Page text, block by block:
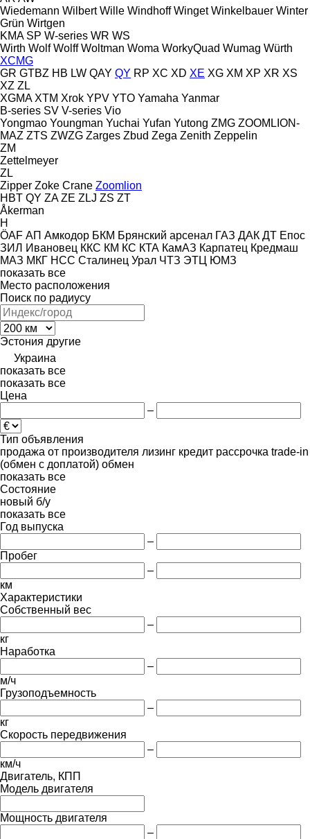
Wiedemann Wilbert Wille Windhoff Winget Winkelbauer Winter
Grün Wirtgen
KMA SP W-series WR WS
Wirth Wolf Wolff Woltman Woma WorkyQuad Wumag Würth
XCMG
GR GTBZ HB LW QAY QY RP XC XD XE XG XM XP XR XS
XZ ZL
XGMA XTM Xrok YPV YTO Yamaha Yanmar
B-series SV V-series Vio
Yongmao Youngman Yuchai Yufan Yutong ZMG ZOOMLION-
MAZ ZTS ZWZG Zarges Zbud Zega Zenith Zeppelin
ZM
Zettelmeyer
ZL
Zipper Zoke Crane Zoomlion
HBT QY ZA ZE ZLJ ZS ZT
Åkerman
H
ÖAF АП Амкодор БКМ Брянский арсенал ГАЗ ДАК ДТ Епос
ЗИЛ Ивановец ККС КМ КС КТА КамАЗ Карпатец Кредмаш
МАЗ МКГ НСС Сталинец Урал ЧТЗ ЭТЦ ЮМЗ
показать все
Место расположения
Поиск по радиусу
Эстония другие
Украина
показать все
показать все
Цена
–
Тип объявления
продажа от производителя лизинг кредит рассрочка trade-in
(обмен с доплатой) обмен
показать все
Состояние
новый б/у
показать все
Год выпуска
–
Пробег
–
км
Характеристики
Собственный вес
–
кг
Наработка
–
м/ч
Грузоподъемность
–
кг
Скорость передвижения
–
км/ч
Двигатель, КПП
Модель двигателя
Мощность двигателя
–